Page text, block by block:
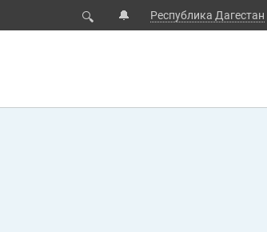
🔍 🔔 Республика Дагестан